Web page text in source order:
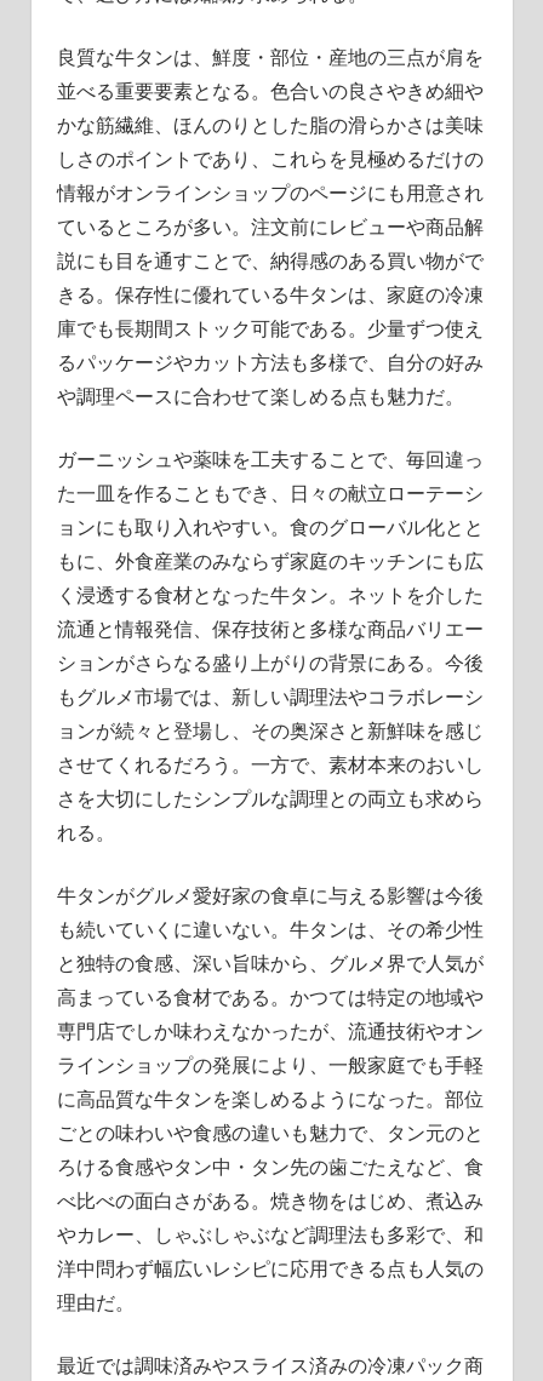
良質な牛タンは、鮮度・部位・産地の三点が肩を
並べる重要要素となる。色合いの良さやきめ細や
かな筋繊維、ほんのりとした脂の滑らかさは美味
しさのポイントであり、これらを見極めるだけの
情報がオンラインショップのページにも用意され
ているところが多い。注文前にレビューや商品解
説にも目を通すことで、納得感のある買い物がで
きる。保存性に優れている牛タンは、家庭の冷凍
庫でも長期間ストック可能である。少量ずつ使え
るパッケージやカット方法も多様で、自分の好み
や調理ペースに合わせて楽しめる点も魅力だ。
ガーニッシュや薬味を工夫することで、毎回違っ
た一皿を作ることもでき、日々の献立ローテーシ
ョンにも取り入れやすい。食のグローバル化とと
もに、外食産業のみならず家庭のキッチンにも広
く浸透する食材となった牛タン。ネットを介した
流通と情報発信、保存技術と多様な商品バリエー
ションがさらなる盛り上がりの背景にある。今後
もグルメ市場では、新しい調理法やコラボレーシ
ョンが続々と登場し、その奥深さと新鮮味を感じ
させてくれるだろう。一方で、素材本来のおいし
さを大切にしたシンプルな調理との両立も求めら
れる。
牛タンがグルメ愛好家の食卓に与える影響は今後
も続いていくに違いない。牛タンは、その希少性
と独特の食感、深い旨味から、グルメ界で人気が
高まっている食材である。かつては特定の地域や
専門店でしか味わえなかったが、流通技術やオン
ラインショップの発展により、一般家庭でも手軽
に高品質な牛タンを楽しめるようになった。部位
ごとの味わいや食感の違いも魅力で、タン元のと
ろける食感やタン中・タン先の歯ごたえなど、食
べ比べの面白さがある。焼き物をはじめ、煮込み
やカレー、しゃぶしゃぶなど調理法も多彩で、和
洋中問わず幅広いレシピに応用できる点も人気の
理由だ。
最近では調味済みやスライス済みの冷凍パック商